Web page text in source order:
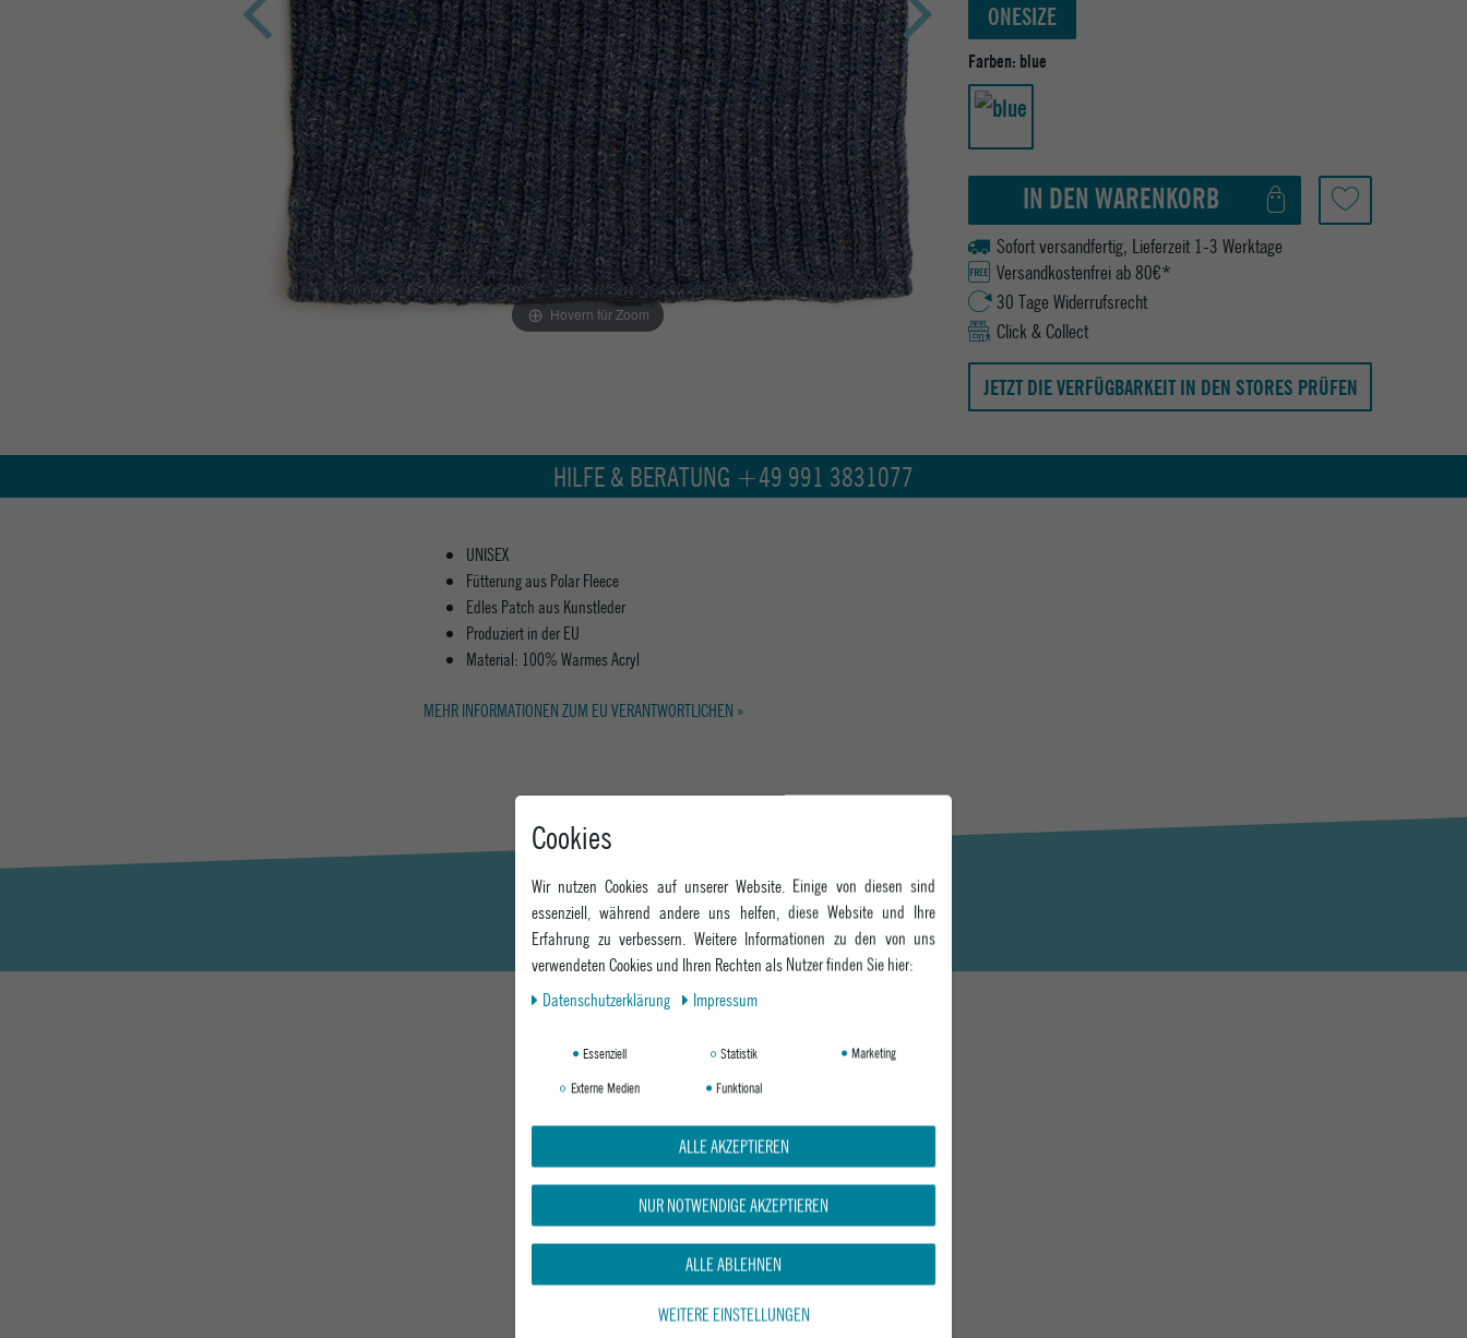
Hovern für Zoom
ONESIZE
Farben: blue
IN DEN WARENKORB
Sofort versandfertig, Lieferzeit 1-3 Werktage
Versandkostenfrei ab 80€*
30 Tage Widerrufsrecht
Click & Collect
JETZT DIE VERFÜGBARKEIT IN DEN STORES PRÜFEN
HILFE & BERATUNG +49 991 3831077
UNISEX
Fütterung aus Polar Fleece
Edles Patch aus Kunstleder
Produziert in der EU
Material: 100% Warmes Acryl
MEHR INFORMATIONEN ZUM EU VERANTWORTLICHEN »
DAS KÖNNTE DIR AUCH GEFALLEN
Cookies
Wir nutzen Cookies auf unserer Website. Einige von diesen sind
essenziell, während andere uns helfen, diese Website und Ihre
Erfahrung zu verbessern. Weitere Informationen zu den von uns
verwendeten Cookies und Ihren Rechten als Nutzer finden Sie hier:
Daten­schutz­erklärung
Impressum
Essenziell Statistik
Marketing
Externe Medien
Funktional
ALLE AKZEPTIEREN
NUR NOTWENDIGE AKZEPTIEREN
ALLE ABLEHNEN
WEITERE EINSTELLUNGEN